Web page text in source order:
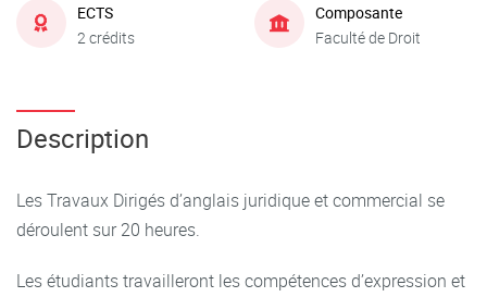
ECTS
2 crédits
Composante
Faculté de Droit
Description
Les Travaux Dirigés d’anglais juridique et commercial se
déroulent sur 20 heures.
Les étudiants travailleront les compétences d’expression et